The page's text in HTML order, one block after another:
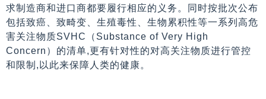
求制造商和进口商都要履行相应的义务。同时按批次公布
包括致癌、致畸变、生殖毒性、生物累积性等一系列高危
害关注物质SVHC（Substance of Very High
Concern）的清单,更有针对性的对高关注物质进行管控
和限制,以此来保障人类的健康。